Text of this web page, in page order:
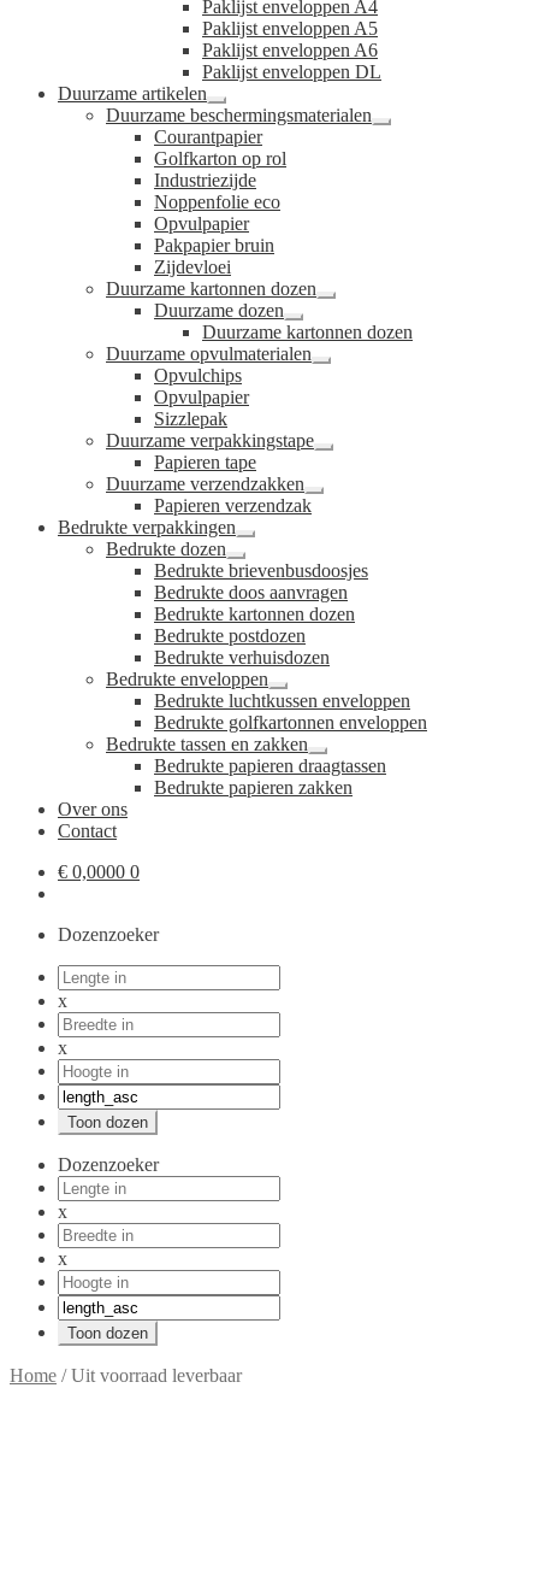
uitvouwen
Paklijst enveloppen A4
Paklijst enveloppen A5
Paklijst enveloppen A6
Paklijst enveloppen DL
Duurzame artikelen
Submenu
uitvouwen
Duurzame beschermingsmaterialen
Submenu
Courantpapier
Golfkarton op rol
Industriezijde
Noppenfolie eco
Opvulpapier
Pakpapier bruin
Zijdevloei
Duurzame kartonnen dozen
Submenu
uitvouwen
Duurzame dozen
Submenu
uitvouwen
Duurzame kartonnen dozen
Duurzame opvulmaterialen
Submenu
Opvulchips
Opvulpapier
Sizzlepak
Duurzame verpakkingstape
Submenu
Papieren tape
Duurzame verzendzakken
Submenu
Papieren verzendzak
Bedrukte verpakkingen
Submenu
uitvouwen
Bedrukte dozen
Submenu
uitvouwen
Bedrukte brievenbusdoosjes
Bedrukte doos aanvragen
Bedrukte kartonnen dozen
Bedrukte postdozen
Bedrukte verhuisdozen
Bedrukte enveloppen
Submenu
uitvouwen
Bedrukte luchtkussen enveloppen
Bedrukte golfkartonnen enveloppen
Bedrukte tassen en zakken
Submenu
uitvouwen
Bedrukte papieren draagtassen
Bedrukte papieren zakken
Over ons
Contact
€ 0,0000 0
Dozenzoeker
x
x
Dozenzoeker
x
x
Home /Uit voorraad leverbaar